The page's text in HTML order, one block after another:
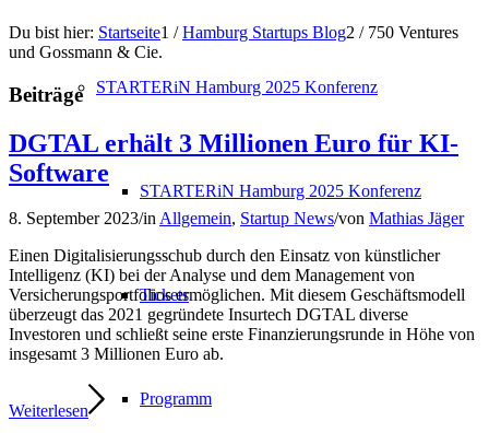
STARTERiN Hamburg 2025 Konferenz
STARTERiN Hamburg 2025 Konferenz
Tickets
Programm
Du bist hier: Startseite1 / Hamburg Startups Blog2 / 750 Ventures
und Gossmann & Cie.
Beiträge
DGTAL erhält 3 Millionen Euro für KI-
Software
8. September 2023/inAllgemein, Startup News/von Mathias Jäger
Einen Digitalisierungsschub durch den Einsatz von künstlicher
Intelligenz (KI) bei der Analyse und dem Management von
Versicherungsportfolios ermöglichen. Mit diesem Geschäftsmodell
überzeugt das 2021 gegründete Insurtech DGTAL diverse
Investoren und schließt seine erste Finanzierungsrunde in Höhe von
insgesamt 3 Millionen Euro ab.
Weiterlesen